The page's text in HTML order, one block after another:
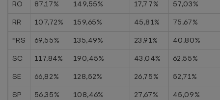
RO
87,17% 149,55% 17,77%
57,03%
RR
107,72% 159,65% 45,81%
75,67%
*RS
69,55% 135,49% 23,91%
40,80%
SC
117,84% 190,45% 43,04%
62,55%
SE
66,82% 128,52% 26,75%
52,71%
SP
56,35% 108,46% 27,67%
45,09%